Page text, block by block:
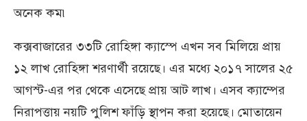
অনেক কম৷
কক্সবাজারের ৩৩টি রোহিঙ্গা ক্যাস্পে এখন সব মিলিয়ে প্রায়
১২ লাখ রোহিঙ্গা শরণার্থী রয়েছে। এর মধ্যে ২০১৭ সালের ২৫
আগস্ট-এর পর থেকে এসেছে প্রায় আট লাখ। এসব ক্যাম্পের
নিরাপত্তায় নয়টি পুলিশ ফাঁড়ি স্থাপন করা হয়েছে। মোতায়েন